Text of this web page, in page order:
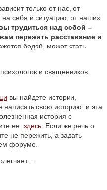
только от нас, от
на себя и ситуацию, от наших
трудиться над собой –
пережить расставание и
бедой, может стать
и священников
вы найдете истории,
свою историю, и эта
история о
ее здесь . Если же речь о
не пережить, а задать
форуме.